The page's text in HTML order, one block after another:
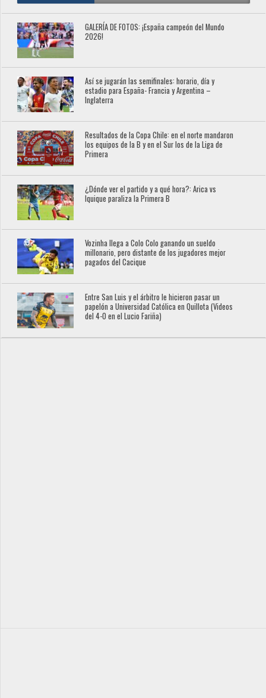
GALERÍA DE FOTOS: ¡España campeón del Mundo
2026!
Así se jugarán las semifinales: horario, día y
estadio para España- Francia y Argentina –
Inglaterra
Resultados de la Copa Chile: en el norte mandaron
los equipos de la B y en el Sur los de la Liga de
Primera
¿Dónde ver el partido y a qué hora?: Arica vs
Iquique paraliza la Primera B
Vozinha llega a Colo Colo ganando un sueldo
millonario, pero distante de los jugadores mejor
pagados del Cacique
Entre San Luis y el árbitro le hicieron pasar un
papelón a Universidad Católica en Quillota (Videos
del 4-0 en el Lucio Fariña)